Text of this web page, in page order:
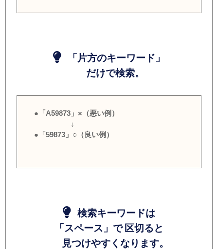
「片方のキーワード」
だけで検索。
●「A59873」×（悪い例）
↓
●「59873」○（良い例）
検索キーワードは
「スペース」で 区切ると
見つけやすくなります。